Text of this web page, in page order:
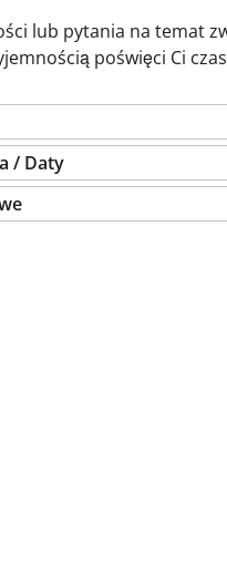
lub pytania na temat
poświęci Ci
/ Daty